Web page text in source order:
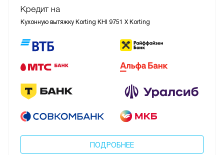
Кредит на
Кухонную вытяжку Korting KHI 9751 X Korting
ПОДРОБНЕЕ